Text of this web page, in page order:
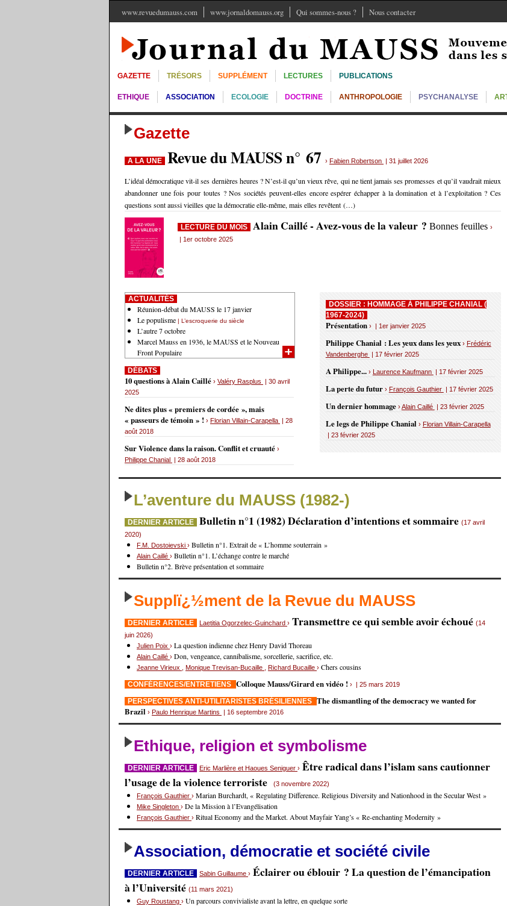
www.revuedumauss.com www.jornaldomauss.org Qui sommes-nous ? Nous contacter
GAZETTE TRÉSORS SUPPLÉMENT LECTURES PUBLICATIONS
ETHIQUE ASSOCIATION ECOLOGIE DOCTRINE ANTHROPOLOGIE PSYCHANALYSE
Gazette
A LA UNE Revue du MAUSS n° 67 › Fabien Robertson | 31 juillet 2026
L’idéal démocratique vit-il ses dernières heures ? N’est-il qu’un vieux rêve, qui ne tient jamais ses promesses et qu’il vaudrait mieux
abandonner une fois pour toutes ? Nos sociétés peuvent-elles encore espérer échapper à la domination et à l’exploitation ? Ces
questions sont aussi vieilles que la démocratie elle-même, mais elles revêtent (…)
LECTURE DU MOIS Alain Caillé - Avez-vous de la valeur ? Bonnes feuilles ›
| 1er octobre 2025
DOSSIER : HOMMAGE À PHILIPPE CHANIAL (
1967-2024)
Présentation › | 1er janvier 2025
Philippe Chanial : Les yeux dans les yeux› Frédéric
Vandenberghe | 17 février 2025
A Philippe... › Laurence Kaufmann | 17 février 2025
La perte du futur › François Gauthier | 17 février 2025
Un dernier hommage ›Alain Caillé | 23 février 2025
Le legs de Philippe Chanial › Florian Villain-Carapella
| 23 février 2025
ACTUALITÉS
Réunion-débat du MAUSS le 17 janvier
Le populisme | L’escroquerie du siècle
L’autre 7 octobre
Marcel Mauss en 1936, le MAUSS et le Nouveau
Front Populaire
DÉBATS
10 questions à Alain Caillé › Valéry Rasplus
| 30 avril
2025
Ne dites plus « premiers de cordée », mais
« passeurs de témoin » ! › Florian Villain-Carapella | 28
août 2018
Sur Violence dans la raison. Conflit et cruauté ›
Philippe Chanial | 28 août 2018
L’aventure du MAUSS (1982-)
DERNIER ARTICLE Bulletin n°1 (1982) Déclaration d’intentions et sommaire (17 avril
2020)
F.M. Dostoievski › Bulletin n°1. Extrait de « L’homme souterrain »
Alain Caillé › Bulletin n°1. L’échange contre le marché
Bulletin n°2. Brève présentation et sommaire
Supplï¿½ment de la Revue du MAUSS
DERNIER ARTICLE Laetitia Ogorzelec-Guinchard › Transmettre ce qui semble avoir échoué (14
juin 2026)
Julien Poix › La question indienne chez Henry David Thoreau
Alain Caillé › Don, vengeance, cannibalisme, sorcellerie, sacrifice, etc.
Jeanne Virieux Monique Trevisan-Bucaille Richard Bucaille › Chers cousins
CONFÉRENCES/ENTRETIENS Colloque Mauss/Girard en vidéo ! › | 25 mars 2019
PERSPECTIVES ANTI-UTILITARISTES BRÉSILIENNES The dismantling of the democracy we wanted for
Brazil › Paulo Henrique Martins | 16 septembre 2016
Ethique, religion et symbolisme
DERNIER ARTICLE Eric Marlière et Haoues Seniguer › Être radical dans l’islam sans cautionner
l’usage de la violence terroriste
(3 novembre 2022)
François Gauthier › Marian Burchardt, « Regulating Difference. Religious Diversity and Nationhood in the Secular West »
Mike Singleton › De la Mission à l’Evangélisation
François Gauthier › Ritual Economy and the Market. About Mayfair Yang’s « Re-enchanting Modernity »
Association, démocratie et société civile
DERNIER ARTICLE Sabin Guillaume › Éclairer ou éblouir ? La question de l’émancipation
à l’Université (11 mars 2021)
Guy Roustang › Un parcours convivialiste avant la lettre, en quelque sorte